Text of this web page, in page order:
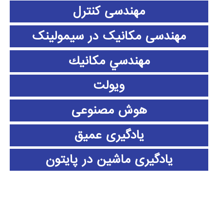
مهندسی کنترل
مهندسی مکانیک در سیمولینک
مهندسي مكانيك
ویولت
هوش مصنوعی
یادگیری عمیق
یادگیری ماشین در پایتون